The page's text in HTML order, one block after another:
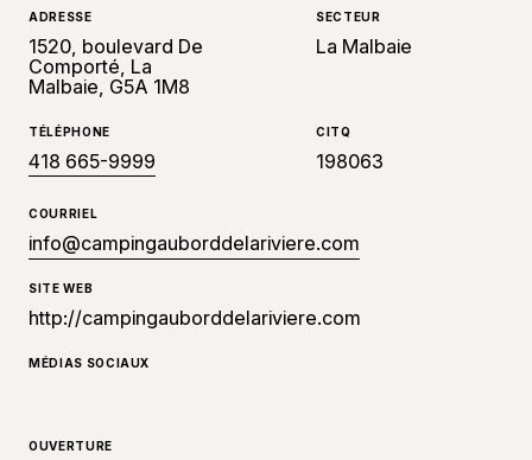
ADRESSE
1520, boulevard De
Comporté, La
Malbaie, G5A 1M8
SECTEUR
La Malbaie
TÉLÉPHONE
418 665-9999
CITQ
198063
COURRIEL
info@campingauborddelariviere.com
SITE WEB
http://campingauborddelariviere.com
MÉDIAS SOCIAUX
OUVERTURE